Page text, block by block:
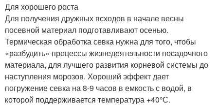
Для хорошего роста
Для получения дружных всходов в начале весны
посевной материал подготавливают осенью.
Термическая обработка севка нужна для того, чтобы
«разбудить» процессы жизнедеятельности посадочного
материала, для лучшего развития корневой системы до
наступления морозов. Хороший эффект дает
погружение севка на 8-9 часов в емкость с водой, в
которой поддерживается температура +40°С.